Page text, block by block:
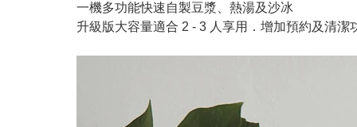
一機多功能快速自製豆漿、熱湯及沙冰
升級版大容量適合 2 - 3 人享用．增加預約及清潔